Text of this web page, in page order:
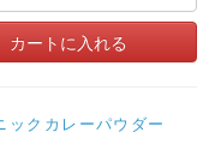
ックカレーパウダー